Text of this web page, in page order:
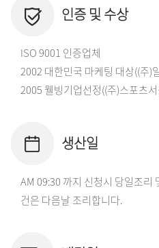
인증 및 수상
ISO 9001 인증업체
2002 대한민국 마케팅 대상((주)
2005 웰빙기업선정((주)스포츠
생산일
AM 09:30 까지 신청시 당일조리
건은 다음날 조리합니다.